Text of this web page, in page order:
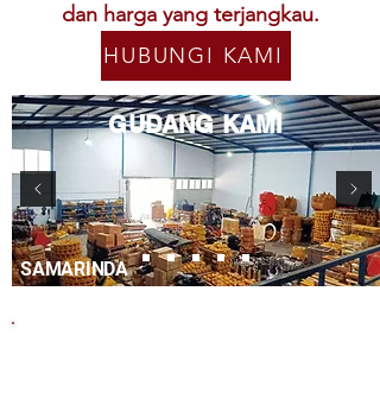
dan harga yang terjangkau.
HUBUNGI KAMI
GUDANG KAMI
SAMARINDA